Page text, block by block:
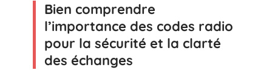
Bien comprendre
l’importance des codes radio
pour la sécurité et la clarté
des échanges